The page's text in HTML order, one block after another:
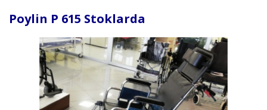
Poylin P 615 Stoklarda